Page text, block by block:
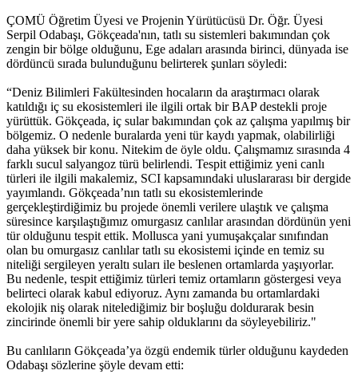
ÇOMÜ Öğretim Üyesi ve Projenin Yürütücüsü Dr. Öğr. Üyesi
Serpil Odabaşı, Gökçeada'nın, tatlı su sistemleri bakımından çok
zengin bir bölge olduğunu, Ege adaları arasında birinci, dünyada ise
dördüncü sırada bulunduğunu belirterek şunları söyledi:
“Deniz Bilimleri Fakültesinden hocaların da araştırmacı olarak
katıldığı iç su ekosistemleri ile ilgili ortak bir BAP destekli proje
yürüttük. Gökçeada, iç sular bakımından çok az çalışma yapılmış bir
bölgemiz. O nedenle buralarda yeni tür kaydı yapmak, olabilirliği
daha yüksek bir konu. Nitekim de öyle oldu. Çalışmamız sırasında 4
farklı sucul salyangoz türü belirlendi. Tespit ettiğimiz yeni canlı
türleri ile ilgili makalemiz, SCI kapsamındaki uluslararası bir dergide
yayımlandı. Gökçeada’nın tatlı su ekosistemlerinde
gerçekleştirdiğimiz bu projede önemli verilere ulaştık ve çalışma
süresince karşılaştığımız omurgasız canlılar arasından dördünün yeni
tür olduğunu tespit ettik. Mollusca yani yumuşakçalar sınıfından
olan bu omurgasız canlılar tatlı su ekosistemi içinde en temiz su
niteliği sergileyen yeraltı suları ile beslenen ortamlarda yaşıyorlar.
Bu nedenle, tespit ettiğimiz türleri temiz ortamların göstergesi veya
belirteci olarak kabul ediyoruz. Aynı zamanda bu ortamlardaki
ekolojik niş olarak nitelediğimiz bir boşluğu doldurarak besin
zincirinde önemli bir yere sahip olduklarını da söyleyebiliriz."
Bu canlıların Gökçeada’ya özgü endemik türler olduğunu kaydeden
Odabaşı sözlerine şöyle devam etti: